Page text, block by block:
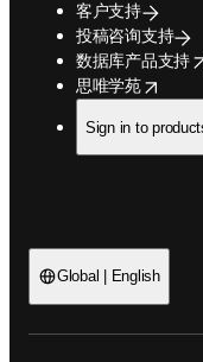
客户支持
投稿咨询支持
数据库产品支持
opens in new tab/
思唯学苑
opens in new tab/
Sign in to
Global | English